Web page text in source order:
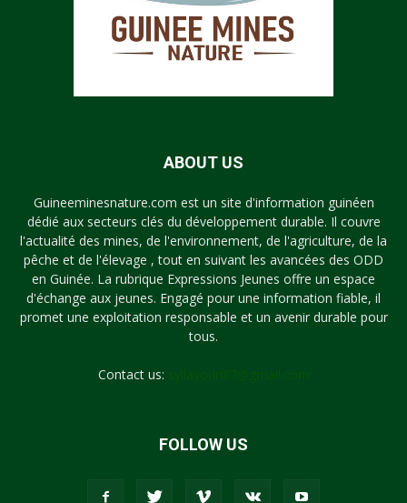
ABOUT US
Guineeminesnature.com est un site d'information guinéen
dédié aux secteurs clés du développement durable. Il couvre
l'actualité des mines, de l'environnement, de l'agriculture, de la
pêche et de l'élevage , tout en suivant les avancées des ODD
en Guinée. La rubrique Expressions Jeunes offre un espace
d'échange aux jeunes. Engagé pour une information fiable, il
promet une exploitation responsable et un avenir durable pour
tous.
Contact us:
FOLLOW US